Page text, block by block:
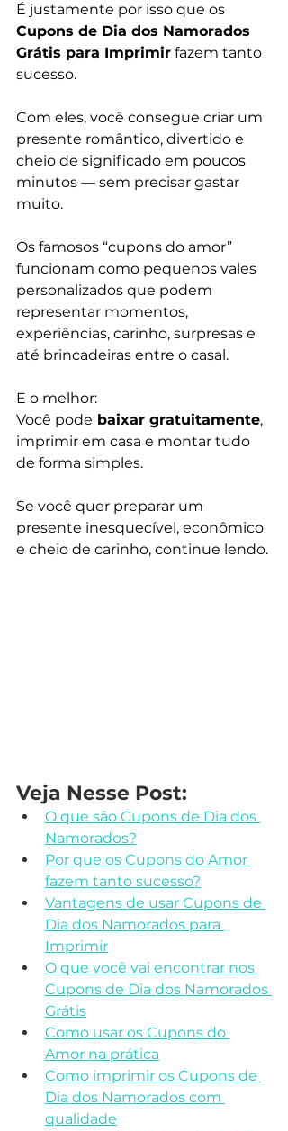
É justamente por isso que os
Cupons de Dia dos Namorados
Grátis para Imprimir fazem tanto
sucesso.
Com eles, você consegue criar um
presente romântico, divertido e
cheio de significado em poucos
minutos — sem precisar gastar
muito.
Os famosos “cupons do amor”
funcionam como pequenos vales
personalizados que podem
representar momentos,
experiências, carinho, surpresas e
até brincadeiras entre o casal.
E o melhor:
Você pode baixar gratuitamente,
imprimir em casa e montar tudo
de forma simples.
Se você quer preparar um
presente inesquecível, econômico
e cheio de carinho, continue lendo.
Veja Nesse Post:
O que são Cupons de Dia dos
Namorados?
Por que os Cupons do Amor
fazem tanto sucesso?
Vantagens de usar Cupons de
Dia dos Namorados para
Imprimir
O que você vai encontrar nos
Cupons de Dia dos Namorados
Grátis
Como usar os Cupons do
Amor na prática
Como imprimir os Cupons de
Dia dos Namorados com
qualidade